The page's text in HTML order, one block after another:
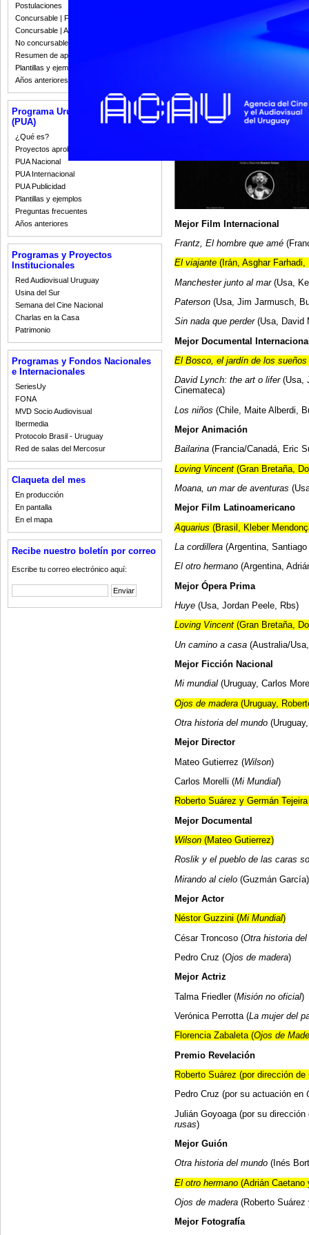
Postulaciones
Concursable | Fallos 2023
Concursable | Actas y Resoluciones
No concursable | Actas y Resoluciones
Resumen de apoyos 2008-2022
Plantillas y ejemplos
Años anteriores
Programa Uruguay Audiovisual
(PUA)
¿Qué es?
Proyectos aprobados
PUA Nacional
PUA Internacional
PUA Publicidad
Plantillas y ejemplos
Preguntas frecuentes
Años anteriores
Programas y Proyectos
Institucionales
Red Audiovisual Uruguay
Usina del Sur
Semana del Cine Nacional
Charlas en la Casa
Patrimonio
Programas y Fondos Nacionales
e Internacionales
SeriesUy
FONA
MVD Socio Audiovisual
Ibermedia
Protocolo Brasil - Uruguay
Red de salas del Mercosur
Claqueta del mes
En producción
En pantalla
En el mapa
Recibe nuestro boletín por correo
Escribe tu correo electrónico aquí:
Mejor Film Internacional
Frantz, El hombre que amé
El viajante (Irán, Asghar
Manchester junto al mar(Usa,
Paterson (Usa, Jim Jarmusch,
Sin nada que perder(Usa, David
Mejor Documental
El Bosco, el jardín de los sueños
David Lynch: the art o lifer (Usa,
Cinemateca)
Los niños (Chile, Maite Alberdi,
Mejor Animación
Bailarina (Francia/Canadá, Eric
Loving Vincent (Gran Bretaña,
Moana, un mar de aventuras
Mejor Film Latinoamericano
Aquarius (Brasil, Kleber
La cordillera (Argentina,
El otro hermano (Argentina,
Mejor Ópera Prima
Huye (Usa, Jordan Peele, Rbs)
Loving Vincent (Gran Bretaña,
Un camino a casa (Australia/
Mejor Ficción Nacional
Mi mundial (Uruguay, Carlos
Ojos de madera (Uruguay,
Otra historia del mundo
Mejor Director
Mateo Gutierrez (Wilson)
Carlos Morelli (Mi Mundial)
Roberto Suárez y Germán
Mejor Documental
Wilson (Mateo Gutierrez)
Roslik y el pueblo de las caras
Mirando al cielo (Guzmán García)
Mejor Actor
Néstor Guzzini (Mi Mundial)
César Troncoso (Otra historia del
Pedro Cruz (Ojos de madera)
Mejor Actriz
Talma Friedler (Misión no oficial)
Verónica Perrotta (La mujer del
Florencia Zabaleta (Ojos de
Premio Revelación
Roberto Suárez (por dirección de
Pedro Cruz (por su actuación en
Julián Goyoaga (por su
rusas)
Mejor Guión
Otra historia del mundo (Inés
El otro hermano (Adrián
Ojos de madera (Roberto Suárez
Mejor Fotografía